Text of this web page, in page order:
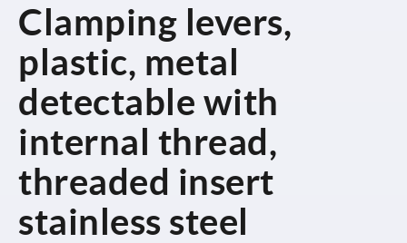
Clamping levers,
plastic, metal
detectable with
internal thread,
threaded insert
stainless steel